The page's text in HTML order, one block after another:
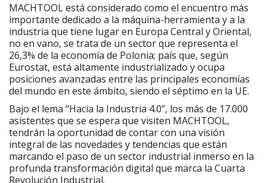
MACHTOOL está considerado como el encuentro más
importante dedicado a la máquina-herramienta y a la
industria que tiene lugar en Europa Central y Oriental,
no en vano, se trata de un sector que representa el
26,3% de la economía de Polonia; país que, según
Eurostat, está altamente industrializado y ocupa
posiciones avanzadas entre las principales economías
del mundo en este ámbito, siendo el séptimo en la UE.
Bajo el lema “Hacia la Industria 4.0”, los más de 17.000
asistentes que se espera que visiten MACHTOOL,
tendrán la oportunidad de contar con una visión
integral de las novedades y tendencias que están
marcando el paso de un sector industrial inmerso en la
profunda transformación digital que marca la Cuarta
Revolución Industrial.